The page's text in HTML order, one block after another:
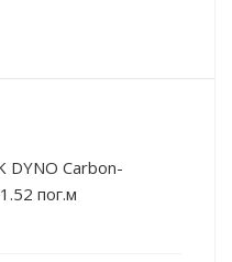
DYNO Carbon-
пог.м